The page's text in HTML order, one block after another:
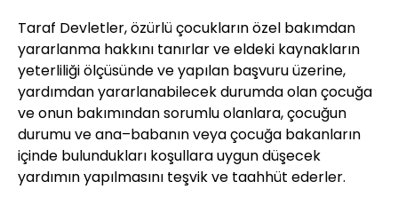
Taraf Devletler, özürlü çocukların özel bakımdan
yararlanma hakkını tanırlar ve eldeki kaynakların
yeterliliği ölçüsünde ve yapılan başvuru üzerine,
yardımdan yararlanabilecek durumda olan çocuğa
ve onun bakımından sorumlu olanlara, çocuğun
durumu ve ana–babanın veya çocuğa bakanların
içinde bulundukları koşullara uygun düşecek
yardımın yapılmasını teşvik ve taahhüt ederler.